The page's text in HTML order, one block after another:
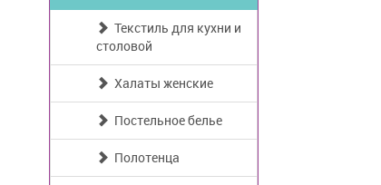
Текстиль для кухни и
столовой
Халаты женские
Постельное белье
Полотенца